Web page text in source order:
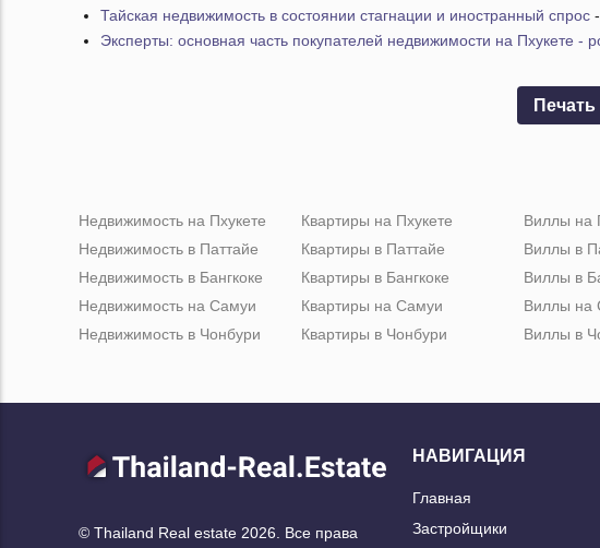
Тайская недвижимость в состоянии стагнации и иностранный спрос -
Эксперты: основная часть покупателей недвижимости на Пхукете -
Печать
Недвижимость на Пхукете
Недвижимость в Паттайе
Недвижимость в Бангкоке
Недвижимость на Самуи
Недвижимость в Чонбури
Квартиры на Пхукете
Квартиры в Паттайе
Квартиры в Бангкоке
Квартиры на Самуи
Квартиры в Чонбури
Виллы на
Виллы в
Виллы в
Виллы на
Виллы в
© Thailand Real estate 2026. Все права
НАВИГАЦИЯ
Главная
Застройщики